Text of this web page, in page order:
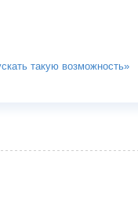
такую возможность»